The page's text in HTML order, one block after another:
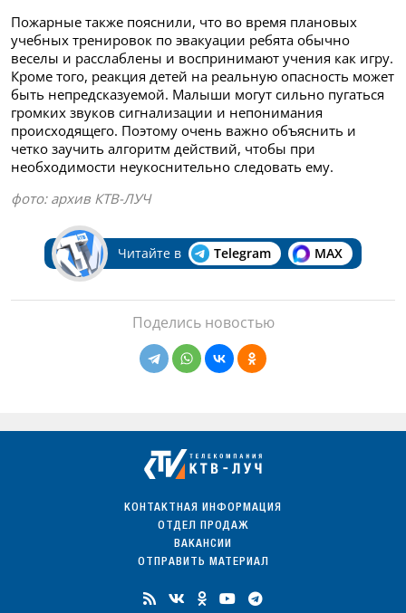
Пожарные также пояснили, что во время плановых
учебных тренировок по эвакуации ребята обычно
веселы и расслаблены и воспринимают учения как игру.
Кроме того, реакция детей на реальную опасность может
быть непредсказуемой. Малыши могут сильно пугаться
громких звуков сигнализации и непонимания
происходящего. Поэтому очень важно объяснить и
четко заучить алгоритм действий, чтобы при
необходимости неукоснительно следовать ему.
фото: архив КТВ-ЛУЧ
Читайте в Telegram MAX
Поделись новостью
КОНТАКТНАЯ ИНФОРМАЦИЯ
ОТДЕЛ ПРОДАЖ
ВАКАНСИИ
ОТПРАВИТЬ МАТЕРИАЛ